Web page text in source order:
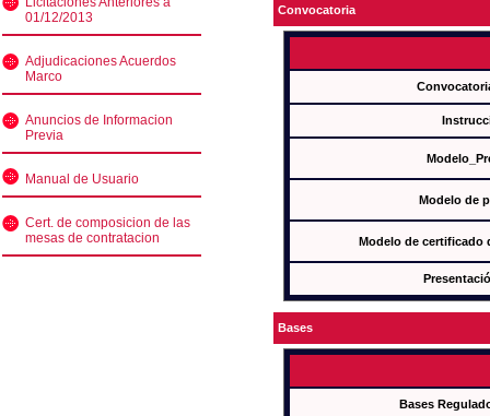
01/12/2013
Adjudicaciones Acuerdos
Marco
Anuncios de Informacion
Previa
Manual de Usuario
Cert. de composicion de las
mesas de contratacion
Convocatoria
Modelo de
Modelo de certificado
Bases
Bases